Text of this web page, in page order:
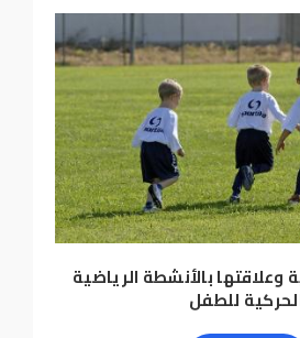
بالأنشطة الرياضية
للطفل